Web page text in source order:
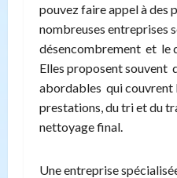
pouvez faire appel à des
nombreuses entreprises
désencombrement et le
Elles proposent souvent
abordables qui couvrent
prestations, du tri et du
nettoyage final.
Une entreprise